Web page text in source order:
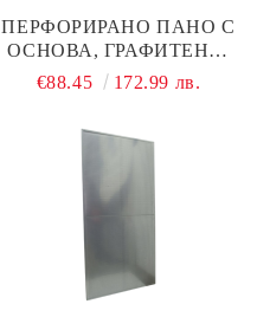
ПЕРФОРИРАНО ПАНО С
ОСНОВА, ГРАФИТЕНО,
1000×300×2000 ММ
€88.45 172.99 лв.